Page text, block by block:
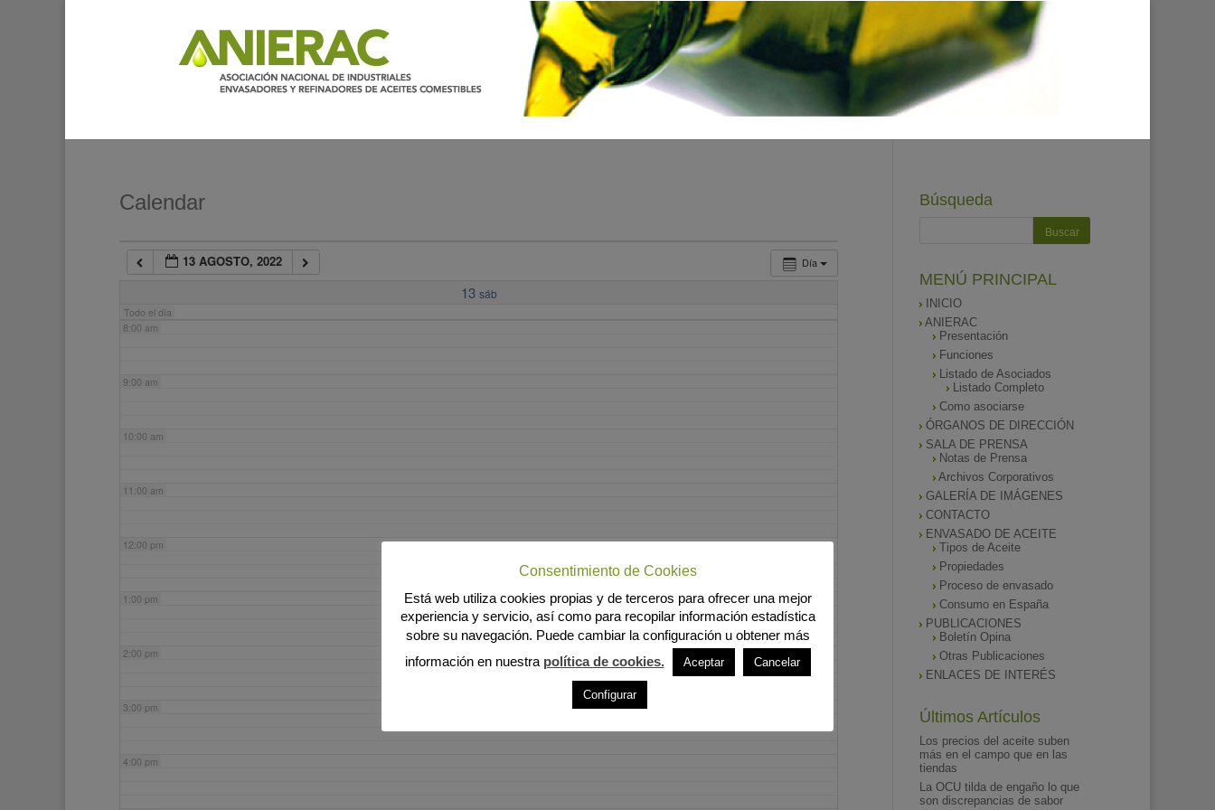
Calendar
Día
13 AGOSTO, 2022
13 sáb
Todo el día
7:00 am
8:00 am
9:00 am
10:00 am
11:00 am
12:00 pm
1:00 pm
2:00 pm
3:00 pm
4:00 pm
Búsqueda
MENÚ PRINCIPAL
INICIO
ANIERAC
Presentación
Funciones
Listado de Asociados
Listado Completo
Como asociarse
ÓRGANOS DE DIRECCIÓN
SALA DE PRENSA
Notas de Prensa
Archivos Corporativos
GALERÍA DE IMÁGENES
CONTACTO
ENVASADO DE ACEITE
Tipos de Aceite
Propiedades
Proceso de envasado
Consumo en España
PUBLICACIONES
Boletín Opina
Otras Publicaciones
ENLACES DE INTERÉS
Últimos Artículos
Los precios del aceite suben
más en el campo que en las
tiendas
La OCU tilda de engaño lo que
son discrepancias de sabor
Consentimiento de Cookies
Está web utiliza cookies propias y de terceros para ofrecer una mejor
experiencia y servicio, así como para recopilar información estadística
sobre su navegación. Puede cambiar la configuración u obtener más
información en nuestra política de cookies. Aceptar Cancelar
Configurar